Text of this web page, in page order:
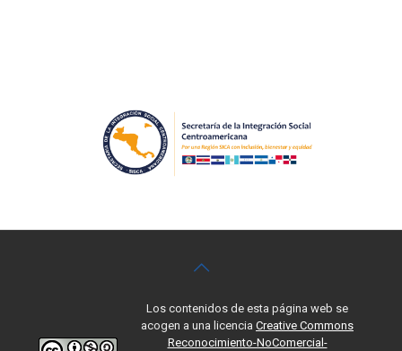
Los contenidos de esta página web se
acogen a una licencia Creative Commons
Reconocimiento-NoComercial-